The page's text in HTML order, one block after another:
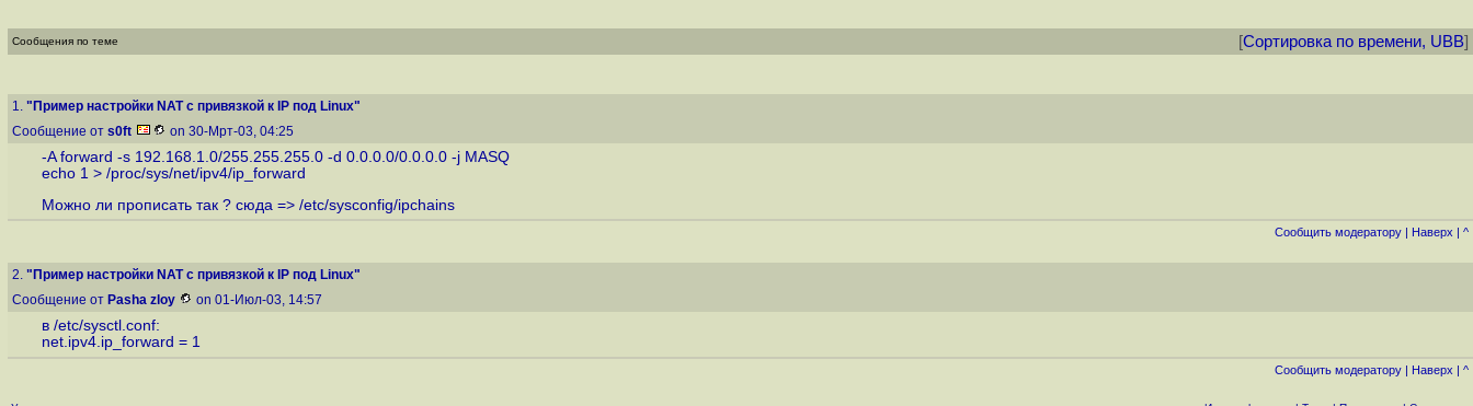
Сообщения по теме [Сортировка по времени, UBB]
1. "Пример настройки NAT с привязкой к IP под Linux"
Сообщение от s0ft on 30-Мрт-03, 04:25
-A forward -s 192.168.1.0/255.255.255.0 -d 0.0.0.0/0.0.0.0 -j MASQ
echo 1 > /proc/sys/net/ipv4/ip_forward
Можно ли прописать так ? сюда => /etc/sysconfig/ipchains
Cообщить модератору | Наверх | ^
2. "Пример настройки NAT с привязкой к IP под Linux"
Сообщение от Pasha zloy on 01-Июл-03, 14:57
в /etc/sysctl.conf:
net.ipv4.ip_forward = 1
Cообщить модератору | Наверх | ^